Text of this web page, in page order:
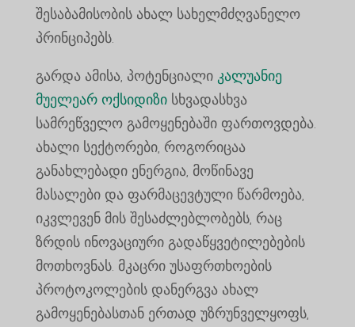
შესაბამისობის ახალ სახელმძღვანელო
პრინციპებს.
გარდა ამისა, პოტენციალი კალუანიე
მუელეარ ოქსიდიზისხვადასხვა
სამრეწველო გამოყენებაში ფართოვდება.
ახალი სექტორები, როგორიცაა
განახლებადი ენერგია, მოწინავე
მასალები და ფარმაცევტული წარმოება,
იკვლევენ მის შესაძლებლობებს, რაც
ზრდის ინოვაციური გადაწყვეტილებების
მოთხოვნას. მკაცრი უსაფრთხოების
პროტოკოლების დანერგვა ახალ
გამოყენებასთან ერთად უზრუნველყოფს,